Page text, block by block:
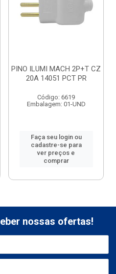
PINO ILUMI MACH 2P+T CZ
20A 14051 PCT PR
Código: 6619
Embalagem: 01-UND
Faça seu login ou
cadastre-se para
ver preços e
comprar
nossas ofertas!